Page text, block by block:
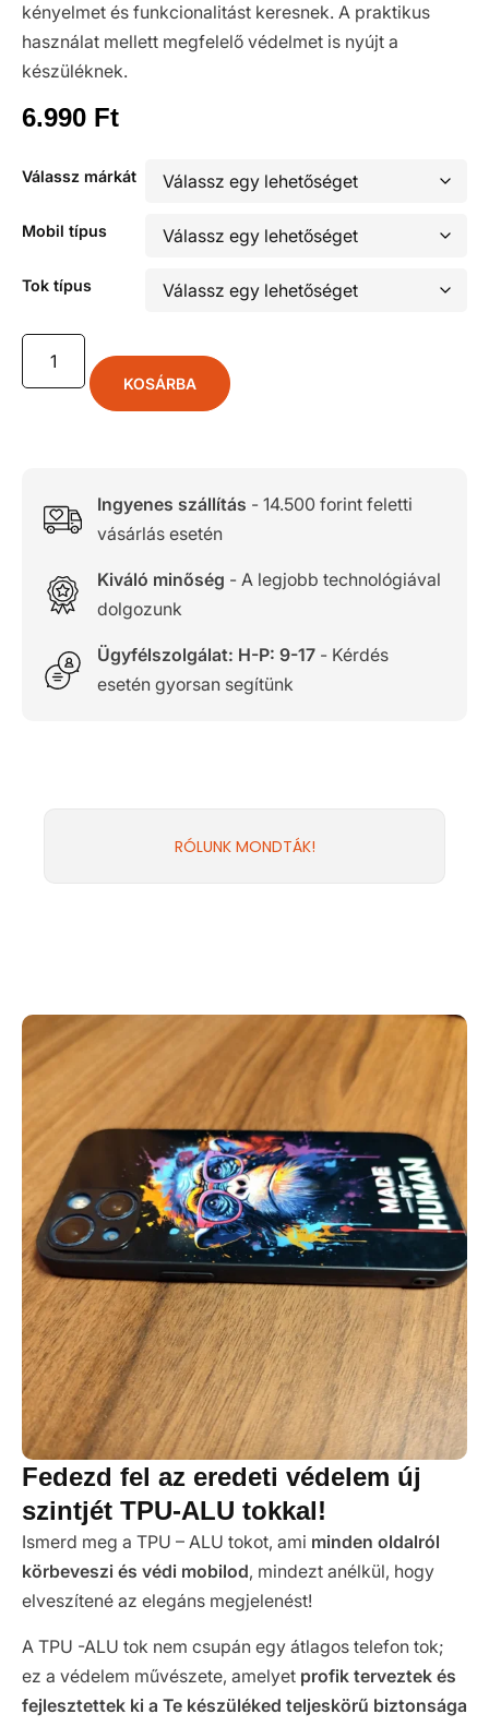
kényelmet és funkcionalitást keresnek. A praktikus
használat mellett megfelelő védelmet is nyújt a
készüléknek.
6.990 Ft
Válassz márkát
Mobil típus
Tok típus
KOSÁRBA
Ingyenes szállítás - 14.500 forint feletti
vásárlás esetén
Kiváló minőség - A legjobb technológiával
dolgozunk
Ügyfélszolgálat: H-P: 9-17- Kérdés
esetén gyorsan segítünk
RÓLUNK MONDTÁK!
Fedezd fel az eredeti védelem új
szintjét TPU-ALU tokkal!
Ismerd meg a TPU – ALU tokot, ami minden oldalról
körbeveszi és védi mobilod, mindezt anélkül, hogy
elveszítené az elegáns megjelenést!
A TPU -ALU tok nem csupán egy átlagos telefon tok;
ez a védelem művészete, amelyet profik terveztek és
fejlesztettek ki a Te készüléked teljeskörű biztonsága